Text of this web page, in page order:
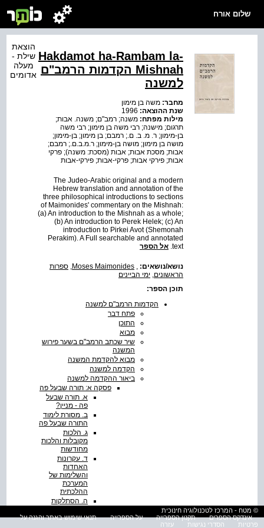
שלום אורח
Hakdamot ha-Rambam la-
Mishnah הקדמות הרמב"ם
למשנה
מחבר: משה בן מימון
שנת ההוצאה:
מילות מפתח: משנה; רמב"ם; משנה. אבות;
תרגום; מישנה; רבי משה בן מימון; רבי משה
בן-מימון; ר. מ. ב. ם.; רמבם; בן מימון; בן-מימון;
מושה בן מימון; מושה בן-מימון; ר.מ.ב.ם.; רמבם;
אבות; מסכת אבות; אבות (מסכת: משנה); פרקי
אבות; פירקי אבות; פרקי-אבות; פירקי-אבות
The Judeo-Arabic original and a modern
Hebrew translation and annotation of the
three philosophical introductions to sections
of Maimonides' commentary on the Mishnah:
(a) An introduction to the Mishnah as a whole;
(b) An introduction to Perek Helek; (c) An
introduction to Pirkei Avot (Shemonah
Perakim). A Full searchable and annotated
text. אל הספר
נושא/נושאים: Moses Maimonides ספרות
הראשונים ימי הביינים
תוכן הספר:
הקדמות הרמב"ם למשנה
פתח דבר
התוכן
מבוא
שיר שכתב הרמב"ם בשער פירוש
המשנה
מבוא להקדמת המשנה
הקדמה למשנה
ביאור ההקדמה למשנה
פסקה א: תורה שבעל פה
א. תורה שבעל
פה - מניין?
ב. מסורת לימוד
התורה שבעל פה
ג. הלכות
מקובלות והלכות
מחודשות
ד. עקרונות
האחדות
והשלימות של
המערכת
ההלכתית
ה. הסתלקות
פסקה ב: נבואה והלכה
הוצאת
שילת -
מעלה
אדומים
© מטח - המרכז לטכנולוגיה חינוכית
אינדקס הספרים
תקנון הספרייה על הספרייה
תנאי שימוש באתר והגנה על
פרטיות
הסדרי נגישות עזרה